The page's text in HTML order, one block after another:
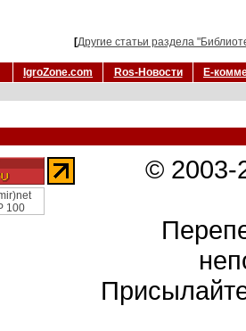
[Другие статьи раздела
IgroZone.com Ros-Новости
Е-
©